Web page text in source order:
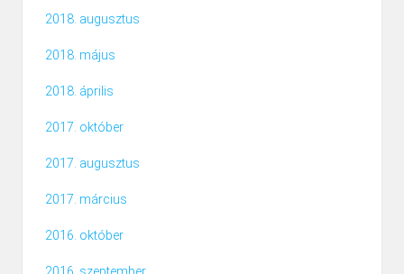
2018. augusztus
2018. május
2018. április
2017. október
2017. augusztus
2017. március
2016. október